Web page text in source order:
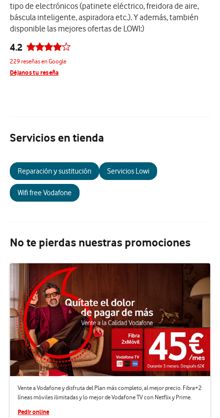
tipo de electrónicos (patinete eléctrico, freidora de aire,
báscula inteligente, aspiradora etc.). Y además, también
disponible las mejores ofertas de LOWI:)
4.2
229 reseñas en Google
Déjanos tu reseña
Servicios en tienda
Reparación y sustitución Servicios Lowi
Wifi free Vodafone
No te pierdas nuestras promociones
Vente a Vodafone y disfruta del Plan más completo, al mejor precio. Fibra+2
líneas móviles ilimitadas y lo mejor de Vodafone TV con Netflix y Prime.
Pedir online